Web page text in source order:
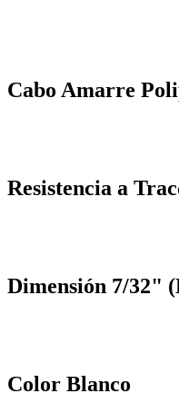
Cabo Amarre
Resistencia a
Dimensión 7/32"
Color Blanco